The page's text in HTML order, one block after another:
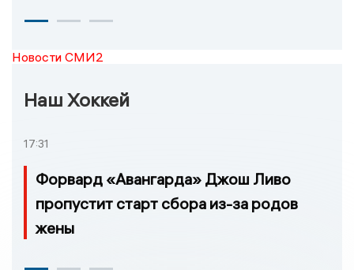
Новости СМИ2
Наш Хоккей
17:31
Форвард «Авангарда» Джош Ливо
пропустит старт сбора из-за родов
жены